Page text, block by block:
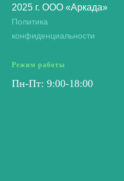
2025 г. ООО «Аркада»
Политика
конфиденциальности
Режим работы
Пн-Пт: 9:00-18:00